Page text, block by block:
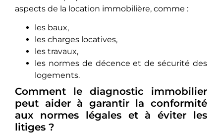
aspеcts dе la location immobilière, comme :
les baux,
les charges locatives,
les travaux,
les normes de décence et de sécurité des
logements.
Comment le diagnostic immobilier
peut aider à garantir la conformité
aux normes légales et à éviter les
litiges ?